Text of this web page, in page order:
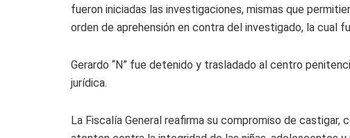
fueron iniciadas las investigaciones, mismas que
orden de aprehensión en contra del investigado, la cual
Gerardo “N” fue detenido y trasladado al centro
jurídica.
La Fiscalía General reafirma su compromiso de